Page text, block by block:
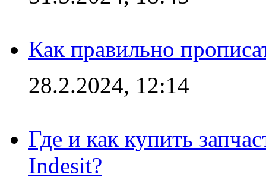
Как правильно
28.2.2024, 12:14
Где и как купить
Indesit?